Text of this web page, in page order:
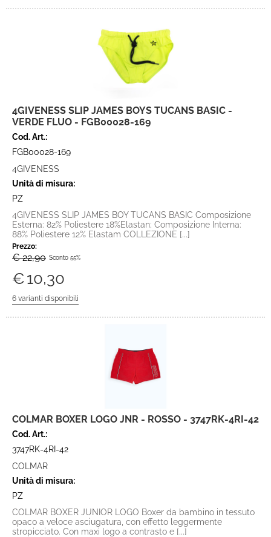
4GIVENESS SLIP JAMES BOYS TUCANS BASIC -
VERDE FLUO - FGB00028-169
Cod. Art.:
FGB00028-169
4GIVENESS
Unità di misura:
PZ
4GIVENESS SLIP JAMES BOY TUCANS BASIC Composizione
Esterna: 82% Poliestere 18%Elastan; Composizione Interna:
88% Poliestere 12% Elastam COLLEZIONE [...]
Prezzo:
€ 22,90 Sconto 55%
€10,30
COLMAR BOXER LOGO JNR - ROSSO - 3747RK-4RI-42
Cod. Art.:
3747RK-4RI-42
COLMAR
Unità di misura:
PZ
COLMAR BOXER JUNIOR LOGO Boxer da bambino in tessuto
opaco a veloce asciugatura, con effetto leggermente
stropicciato. Con maxi logo a contrasto e [...]